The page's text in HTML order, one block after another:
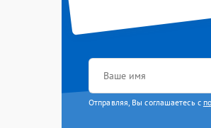
Отправляя, Вы соглашаетесь с